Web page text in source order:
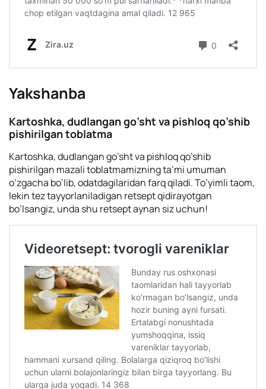
Yakshanba
Kartoshka, dudlangan go’sht va pishloq qo’shib
pishirilgan toblatma
Kartoshka, dudlangan go’sht va pishloq qo’shib
pishirilgan mazali toblatmamizning ta’mi umuman
o’zgacha bo’lib, odatdagilaridan farq qiladi. To’yimli taom,
lekin tez tayyorlaniladigan retsept qidirayotgan
bo’lsangiz, unda shu retsept aynan siz uchun!